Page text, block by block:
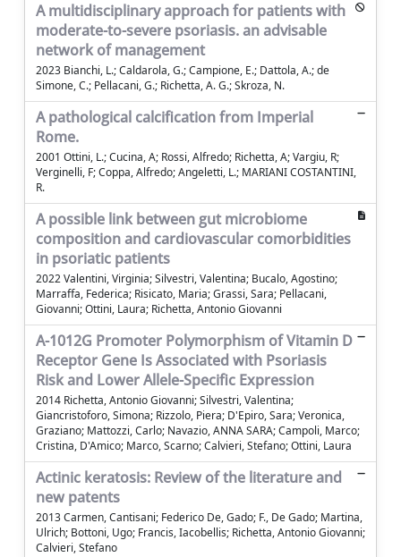
A multidisciplinary approach for patients with
moderate-to-severe psoriasis. an advisable
network of management
2023 Bianchi, L.; Caldarola, G.; Campione, E.; Dattola, A.; de
Simone, C.; Pellacani, G.; Richetta, A. G.; Skroza, N.
A pathological calcification from Imperial
Rome.
2001 Ottini, L.; Cucina, A; Rossi, Alfredo; Richetta, A; Vargiu, R;
Verginelli, F; Coppa, Alfredo; Angeletti, L.; MARIANI COSTANTINI,
R.
A possible link between gut microbiome
composition and cardiovascular comorbidities
in psoriatic patients
2022 Valentini, Virginia; Silvestri, Valentina; Bucalo, Agostino;
Marraffa, Federica; Risicato, Maria; Grassi, Sara; Pellacani,
Giovanni; Ottini, Laura; Richetta, Antonio Giovanni
A-1012G Promoter Polymorphism of Vitamin D
Receptor Gene Is Associated with Psoriasis
Risk and Lower Allele-Specific Expression
2014 Richetta, Antonio Giovanni; Silvestri, Valentina;
Giancristoforo, Simona; Rizzolo, Piera; D'Epiro, Sara; Veronica,
Graziano; Mattozzi, Carlo; Navazio, ANNA SARA; Campoli, Marco;
Cristina, D'Amico; Marco, Scarno; Calvieri, Stefano; Ottini, Laura
Actinic keratosis: Review of the literature and
new patents
2013 Carmen, Cantisani; Federico De, Gado; F., De Gado; Martina,
Ulrich; Bottoni, Ugo; Francis, Iacobellis; Richetta, Antonio Giovanni;
Calvieri, Stefano